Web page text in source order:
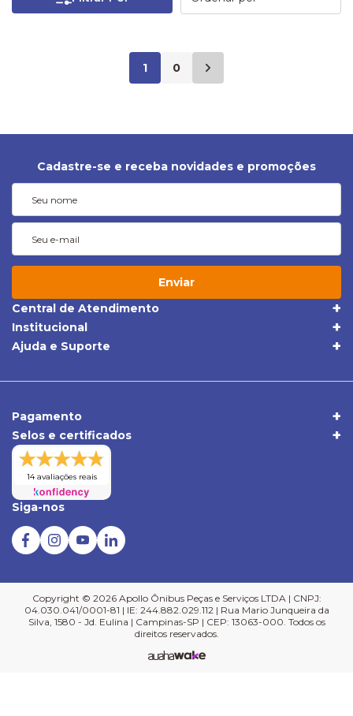
1 0
Cadastre-se e receba novidades e promoções
Enviar
Central de Atendimento
(19) 3395-1668
(19) 98409-5604
Atendimento de Seg. a Sex. das 8h às 18h
Institucional
Quem Somos
Qualidade
Ajuda e Suporte
Entrega
Central de Atendimento
Duvidas Frequentes
Pagamento
Selos e certificados
Verificada por
14 avaliações reais
Siga-nos
Copyright © 2026 Apollo Ônibus Peças e Serviços LTDA | CNPJ:
04.030.041/0001-81 | IE: 244.882.029.112 | Rua Mario Junqueira da
Silva, 1580 - Jd. Eulina | Campinas-SP | CEP: 13063-000. Todos os
direitos reservados.